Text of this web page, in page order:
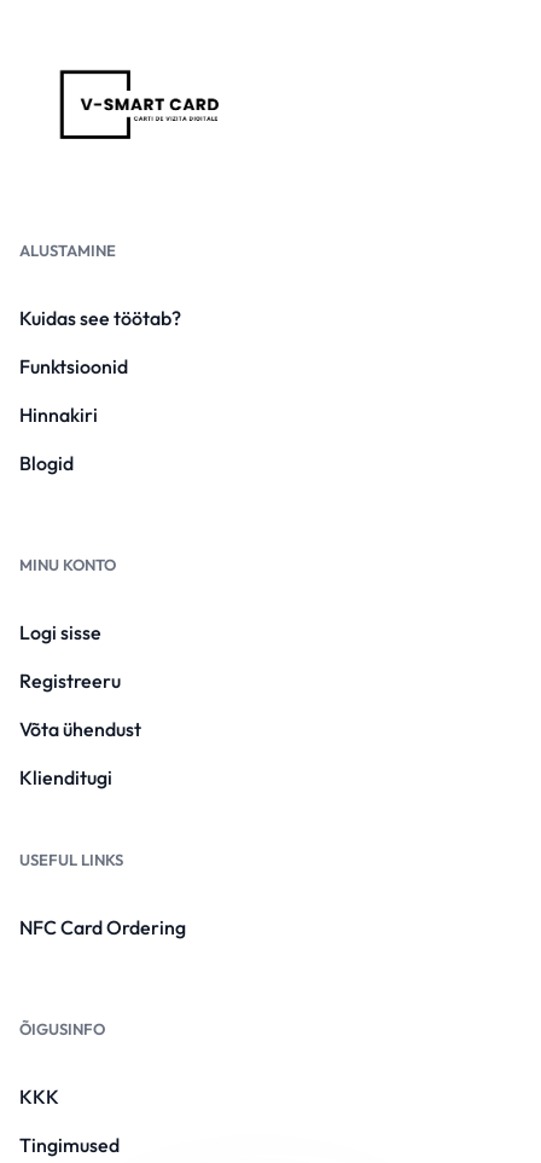
ALUSTAMINE
Kuidas see töötab?
Funktsioonid
Hinnakiri
Blogid
MINU KONTO
Logi sisse
Registreeru
Võta ühendust
Klienditugi
USEFUL LINKS
NFC Card Ordering
ÕIGUSINFO
KKK
Tingimused